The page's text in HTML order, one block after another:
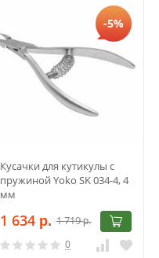
-5%
Кусачки для кутикулы с
пружиной Yoko SK 034-4, 4
мм
1 634 р. 1 719р.
0